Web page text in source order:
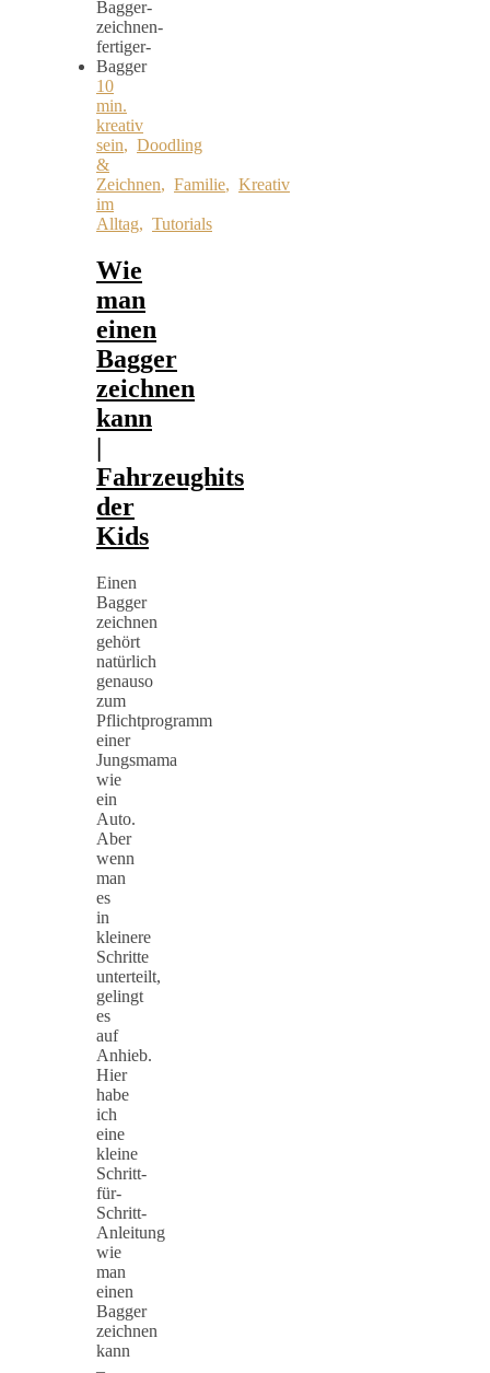
10
min.
kreativ
sein, Doodling
&
Zeichnen, Familie, Kreativ
im
Alltag, Tutorials
Wie
man
einen
Bagger
zeichnen
kann
|
Fahrzeughits
der
Kids
Einen
Bagger
zeichnen
gehört
natürlich
genauso
zum
Pflichtprogramm
einer
Jungsmama
wie
ein
Auto.
Aber
wenn
man
es
in
kleinere
Schritte
unterteilt,
gelingt
es
auf
Anhieb.
Hier
habe
ich
eine
kleine
Schritt-
für-
Schritt-
Anleitung
wie
man
einen
Bagger
zeichnen
kann